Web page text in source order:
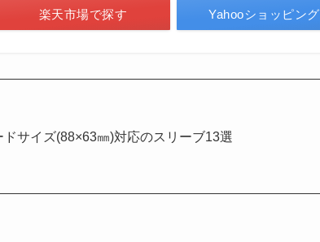
楽天市場で探す Yahooショッピング
ドサイズ(88×63㎜)対応のスリーブ13選